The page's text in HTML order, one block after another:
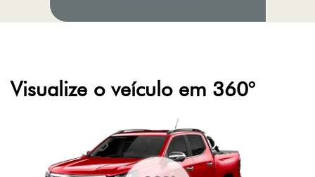
Visualize o veículo em 360°